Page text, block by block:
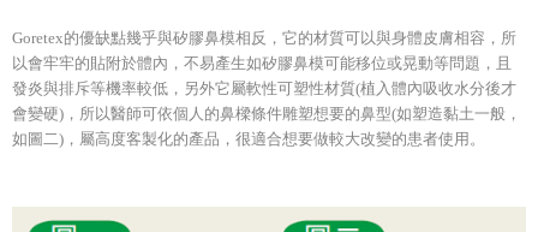
Goretex的優缺點幾乎與矽膠鼻模相反，它的材質可以與身體皮膚相容，所
以會牢牢的貼附於體內，不易產生如矽膠鼻模可能移位或晃動等問題，且
發炎與排斥等機率較低，另外它屬軟性可塑性材質(植入體內吸收水分後才
會變硬)，所以醫師可依個人的鼻樑條件雕塑想要的鼻型(如塑造黏土一般，
如圖二)，屬高度客製化的產品，很適合想要做較大改變的患者使用。